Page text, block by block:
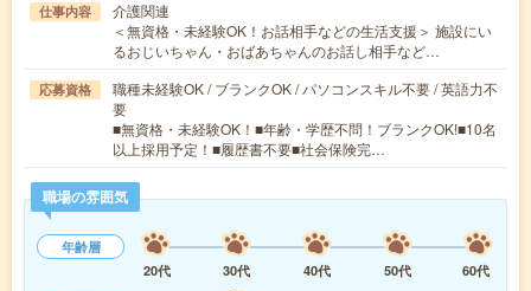
仕事内容
介護関連
＜無資格・未経験OK！お話相手などの生活支援＞ 施設にい
るおじいちゃん・おばあちゃんのお話し相手など…
応募資格
職種未経験OK / ブランクOK / パソコンスキル不要 / 英語力不
要
■無資格・未経験OK！■年齢・学歴不問！ブランクOK!■10名
以上採用予定！■履歴書不要■社会保険完…
職場の雰囲気
年齢層
20代
30代 40代 50代
60代